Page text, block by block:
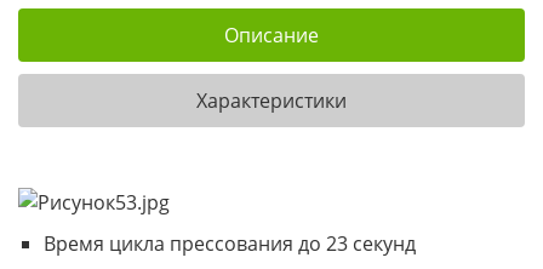
Описание
Характеристики
Время цикла прессования до 23 секунд